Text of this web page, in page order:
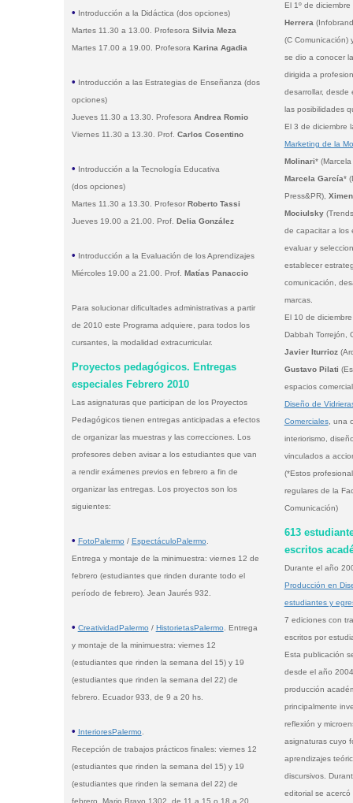
• Introducción a la Didáctica (dos opciones)
Martes 11.30 a 13.00. Profesora Silvia Meza
Martes 17.00 a 19.00. Profesora Karina Agadia
• Introducción a las Estrategias de Enseñanza (dos
opciones)
Jueves 11.30 a 13.30. Profesora Andrea Romio
Viernes 11.30 a 13.30. Prof. Carlos Cosentino
• Introducción a la Tecnología Educativa
(dos opciones)
Martes 11.30 a 13.30. Profesor Roberto Tassi
Jueves 19.00 a 21.00. Prof. Delia González
• Introducción a la Evaluación de los Aprendizajes
Miércoles 19.00 a 21.00. Prof. Matías Panaccio
Para solucionar dificultades administrativas a partir
de 2010 este Programa adquiere, para todos los
cursantes, la modalidad extracurricular.
Proyectos pedagógicos. Entregas
especiales Febrero 2010
Las asignaturas que participan de los Proyectos
Pedagógicos tienen entregas anticipadas a efectos
de organizar las muestras y las correcciones. Los
profesores deben avisar a los estudiantes que van
a rendir exámenes previos en febrero a fin de
organizar las entregas. Los proyectos son los
siguientes:
• FotoPalermo / EspectáculoPalermo
Entrega y montaje de la minimuestra: viernes 12 de
febrero (estudiantes que rinden durante todo el
período de febrero). Jean Jaurés 932.
• CreatividadPalermo / HistorietasPalermo . Entrega
y montaje de la minimuestra: viernes 12
(estudiantes que rinden la semana del 15) y 19
(estudiantes que rinden la semana del 22) de
febrero. Ecuador 933, de 9 a 20 hs.
• InterioresPalermo
Recepción de trabajos prácticos finales: viernes 12
(estudiantes que rinden la semana del 15) y 19
(estudiantes que rinden la semana del 22) de
febrero. Mario Bravo 1302, de 11 a 15 o 18 a 20
El 1º de
Herrera
(C Comunicación)
se dio a conocer
dirigida a
desarrollar, desde
las posibilidades
El 3 de diciembre
Marketing de la
Molinari*
Marcela García*
Press&PR),
Mociulsky
de capacitar a los
evaluar y
establecer
comunicación,
marcas.
El 10 de
Dabbah Torrejón,
Javier Iturrioz
Gustavo Pilati
espacios
Diseño de
Comerciales, una
interiorismo,
vinculados a
(*Estos
regulares de la
Comunicación)
613
escritos
Durante el año
Producción en
estudiantes y
7 ediciones con
escritos por
Esta publicación
desde el año
producción
principalmente
reflexión y
asignaturas cuyo
aprendizajes
discursivos.
editorial se